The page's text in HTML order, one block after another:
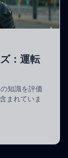
：運転
知識を評価
まれていま